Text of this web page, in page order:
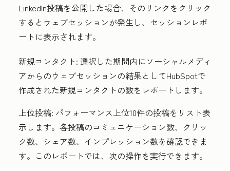
LinkedIn投稿を公開した場合、そのリンクをクリック
するとウェブセッションが発生し、セッションレポ
ートに表示されます。
新規コンタクト: 選択した期間内にソーシャルメディ
アからのウェブセッションの結果としてHubSpotで
作成された新規コンタクトの数をレポートします。
上位投稿: パフォーマンス上位10件の投稿をリスト表
示します。各投稿のコミュニケーション数、クリッ
ク数、シェア数、インプレッション数を確認できま
す。このレポートでは、次の操作を実行できます。